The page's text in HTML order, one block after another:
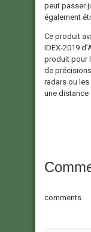
peut passer
également
Ce produit
IDEX-2019
produit pour
de
radars ou
une distance
comments